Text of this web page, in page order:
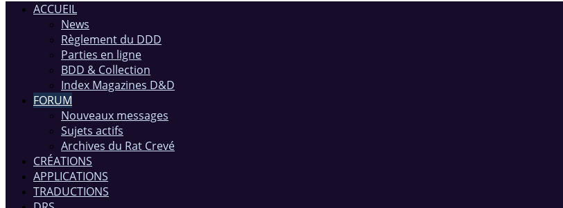
ACCUEIL
News
Règlement du DDD
Parties en ligne
BDD & Collection
Index Magazines D&D
FORUM
Nouveaux messages
Sujets actifs
Archives du Rat Crevé
CRÉATIONS
APPLICATIONS
TRADUCTIONS